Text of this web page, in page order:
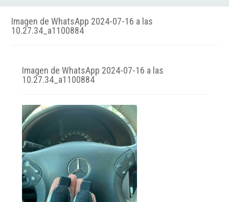
Imagen de WhatsApp 2024-07-16 a las
10.27.34_a1100884
Imagen de WhatsApp 2024-07-16 a las
10.27.34_a1100884